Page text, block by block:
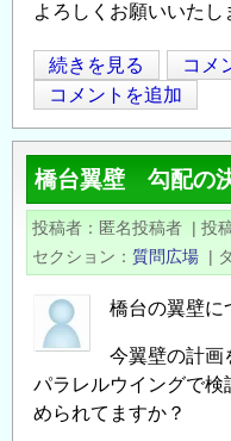
の
よろしくお願いいたし
竪
壁
背
面
shutekkin
最
鉄
筋
量
つ
い
続きを見る
コメ
コメントを追加
橋台翼壁 勾配の
投稿者 匿名投稿者 | 投
セクション
質問広場 |
橋台の翼壁に
今翼壁の計画
パラレルウイングで
められてますか？